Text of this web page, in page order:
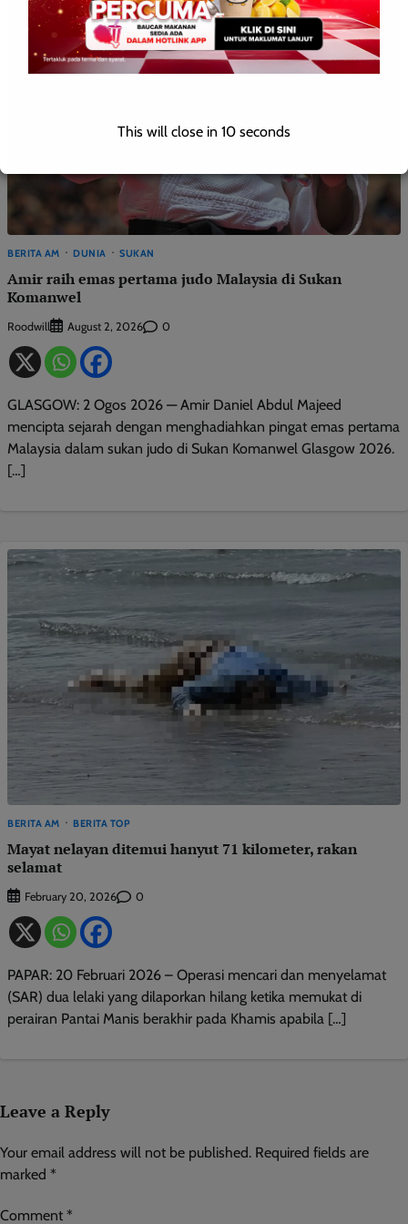
BERITA AM DUNIA SUKAN
Amir raih emas pertama judo Malaysia di Sukan
Komanwel
Roodwill August 2, 2026 0
GLASGOW: 2 Ogos 2026 — Amir Daniel Abdul Majeed
mencipta sejarah dengan menghadiahkan pingat emas pertama
Malaysia dalam sukan judo di Sukan Komanwel Glasgow 2026.
[…]
BERITA AM BERITA TOP
Mayat nelayan ditemui hanyut 71 kilometer, rakan
selamat
February 20, 2026 0
PAPAR: 20 Februari 2026 – Operasi mencari dan menyelamat
(SAR) dua lelaki yang dilaporkan hilang ketika memukat di
perairan Pantai Manis berakhir pada Khamis apabila […]
Leave a Reply
Your email address will not be published. Required fields are
marked *
Comment *
This will close in9seconds